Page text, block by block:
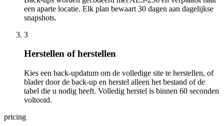
een aparte locatie. Elk plan bewaart 30 dagen aan dagelijkse
snapshots.
3
Herstellen of herstellen
Kies een back-updatum om de volledige site te herstellen, of
blader door de back-up en herstel alleen het bestand of de
tabel die u nodig heeft. Volledig herstel is binnen 60 seconden
voltooid.
pricing